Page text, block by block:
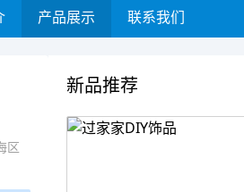
产品展示 联系我们
区
新品推荐